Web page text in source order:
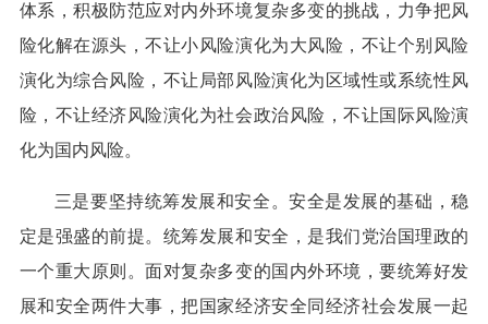
体系，积极防范应对内外环境复杂多变的挑战，力争把风
险化解在源头，不让小风险演化为大风险，不让个别风险
演化为综合风险，不让局部风险演化为区域性或系统性风
险，不让经济风险演化为社会政治风险，不让国际风险演
化为国内风险。
三是要坚持统筹发展和安全。安全是发展的基础，稳
定是强盛的前提。统筹发展和安全，是我们党治国理政的
一个重大原则。面对复杂多变的国内外环境，要统筹好发
展和安全两件大事，把国家经济安全同经济社会发展一起